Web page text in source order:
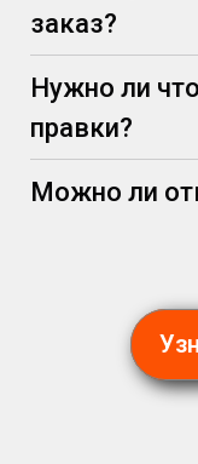
заказ?
Нужно ли
правки?
Можно ли